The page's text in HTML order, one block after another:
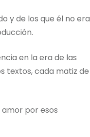
y de los que él no era
en la era de las
textos, cada matiz de
amor por esos